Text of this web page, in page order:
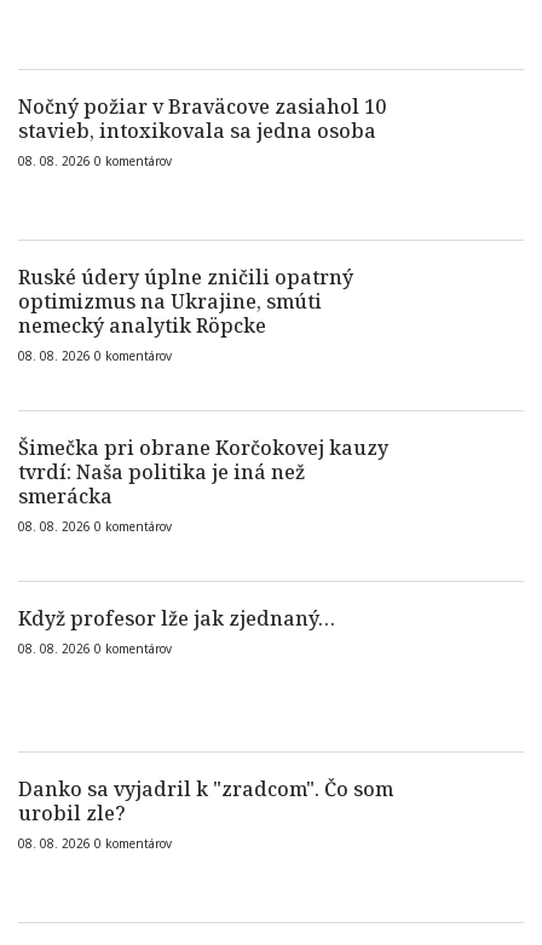
Nočný požiar v Braväcove zasiahol 10
stavieb, intoxikovala sa jedna osoba
08. 08. 2026 0 komentárov
Ruské údery úplne zničili opatrný
optimizmus na Ukrajine, smúti
nemecký analytik Röpcke
08. 08. 2026 0 komentárov
Šimečka pri obrane Korčokovej kauzy
tvrdí: Naša politika je iná než
smerácka
08. 08. 2026 0 komentárov
Když profesor lže jak zjednaný…
08. 08. 2026 0 komentárov
Danko sa vyjadril k "zradcom". Čo som
urobil zle?
08. 08. 2026 0 komentárov